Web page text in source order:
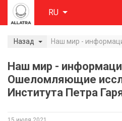
RU
Назад
Наш мир -
Ошеломляющие
Института Петра